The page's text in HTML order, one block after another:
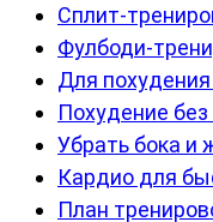
Сплит-
Фулбоди-
Для
Похудение
Убрать бока и
Кардио для
План